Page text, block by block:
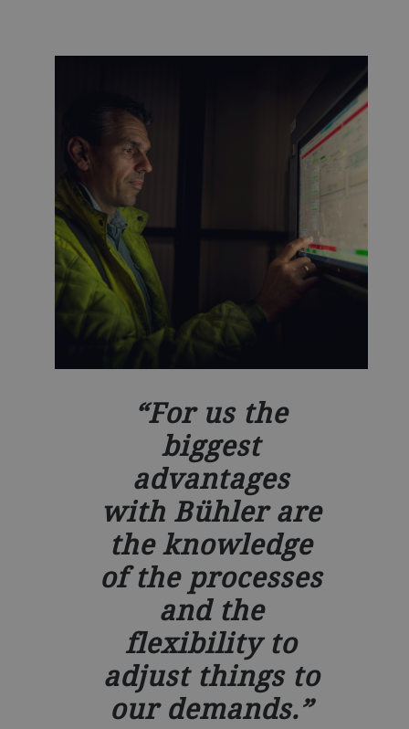
For us the
biggest
advantages
with Bühler are
the knowledge
of the processes
and the
flexibility to
adjust things to
our demands.